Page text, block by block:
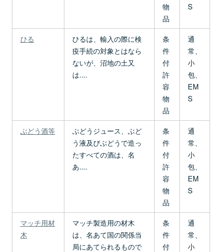
物
品
S
ひる
ひるは、輸入の際に検
疫手続の対象とはなら
ないが、沼地の土又
は....
条
件
付
許
容
物
品
通
常、
小
包、
EM
S
ぶどう酒等
ぶどうジュース、ぶど
う液及びぶどうで造っ
たすべての酒は、名
あ....
条
件
付
許
容
物
品
通
常、
小
包、
EM
S
マッチ用材
木
マッチ製造用の材木
は、名あて国の関係当
局にあてられるもので
条
件
付
通
常、
小